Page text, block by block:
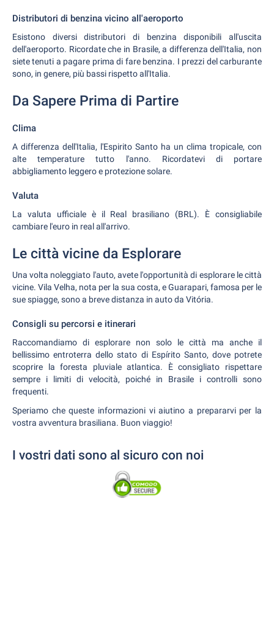
Distributori di benzina vicino all'aeroporto
Esistono diversi distributori di benzina disponibili all'uscita
dell'aeroporto. Ricordate che in Brasile, a differenza dell'Italia, non
siete tenuti a pagare prima di fare benzina. I prezzi del carburante
sono, in genere, più bassi rispetto all'Italia.
Da Sapere Prima di Partire
Clima
A differenza dell'Italia, l'Espirito Santo ha un clima tropicale, con
alte temperature tutto l'anno. Ricordatevi di portare
abbigliamento leggero e protezione solare.
Valuta
La valuta ufficiale è il Real brasiliano (BRL). È consigliabile
cambiare l'euro in real all'arrivo.
Le città vicine da Esplorare
Una volta noleggiato l'auto, avete l'opportunità di esplorare le città
vicine. Vila Velha, nota per la sua costa, e Guarapari, famosa per le
sue spiagge, sono a breve distanza in auto da Vitória.
Consigli su percorsi e itinerari
Raccomandiamo di esplorare non solo le città ma anche il
bellissimo entroterra dello stato di Espírito Santo, dove potrete
scoprire la foresta pluviale atlantica. È consigliato rispettare
sempre i limiti di velocità, poiché in Brasile i controlli sono
frequenti.
Speriamo che queste informazioni vi aiutino a prepararvi per la
vostra avventura brasiliana. Buon viaggio!
I vostri dati sono al sicuro con noi